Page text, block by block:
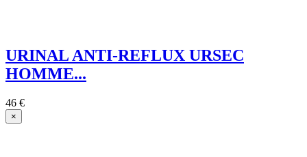
URINAL ANTI-REFLUX URSEC
HOMME...
46 €
×